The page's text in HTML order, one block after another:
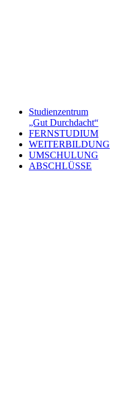
Studienzentrum
„Gut Durchdacht“
FERNSTUDIUM
WEITERBILDUNG
UMSCHULUNG
ABSCHLÜSSE